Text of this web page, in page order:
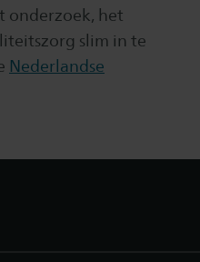
onderzoek, het
slim in te
Nederlandse